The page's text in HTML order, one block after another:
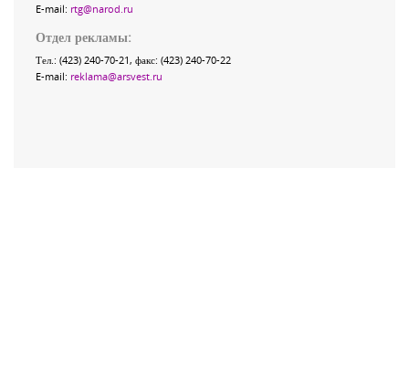
E-mail: rtg@narod.ru
Отдел рекламы:
Тел.: (423) 240-70-21, факс: (423) 240-70-22
E-mail: reklama@arsvest.ru